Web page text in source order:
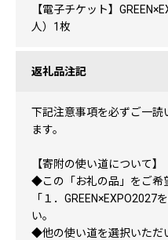
【電子チケット】
人）1枚
返礼品注記
下記注意事項を必ずご一読
ます。
【寄附の使い道について】
◆この「お礼の品」をご希
「１．
い。
◆他の使い道を選択いただ